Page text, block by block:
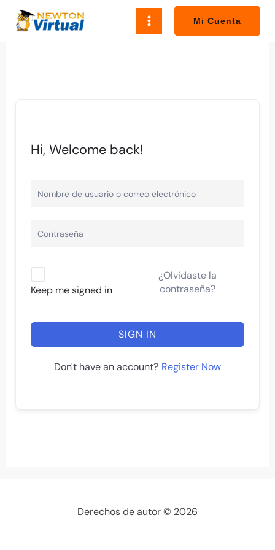
Mi Cuenta
Hi, Welcome back!
Keep me signed in
¿Olvidaste la
contraseña?
SIGN IN
Don't have an account? Register Now
Derechos de autor © 2026